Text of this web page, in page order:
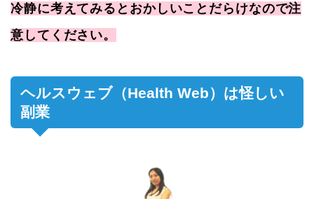
冷静に考えてみるとおかしいことだらけなので注
意してください。
ヘルスウェブ（Health Web）は怪しい
副業